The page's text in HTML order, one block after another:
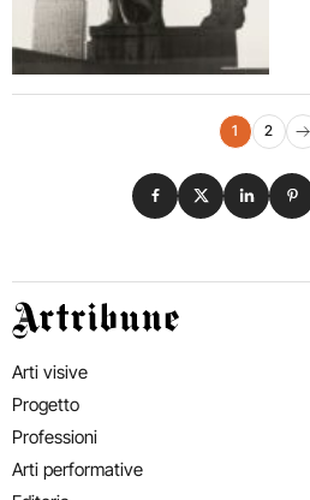
Navigazione eventi1 2
Pagina
Condividi su
Condividi su X
Artribune
Arti visive
Progetto
Professioni
Arti performative